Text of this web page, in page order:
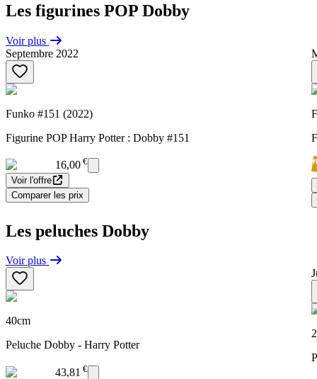
Les figurines POP Dobby
Voir plus
Septembre 2022
Funko #151 (2022)
Figurine POP Harry Potter : Dobby #151
16,00 €
Voir l'offre
Comparer les prix
Les peluches Dobby
Voir plus
40cm
Peluche Dobby - Harry Potter
43,81 €